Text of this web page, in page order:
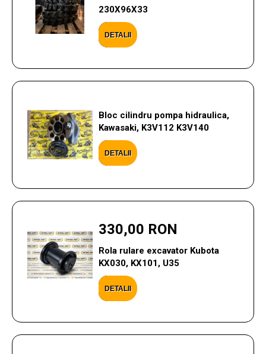
230X96X33
DETALII
Bloc cilindru pompa hidraulica,
Kawasaki, K3V112 K3V140
DETALII
330,00 RON
Rola rulare excavator Kubota
KX030, KX101, U35
DETALII